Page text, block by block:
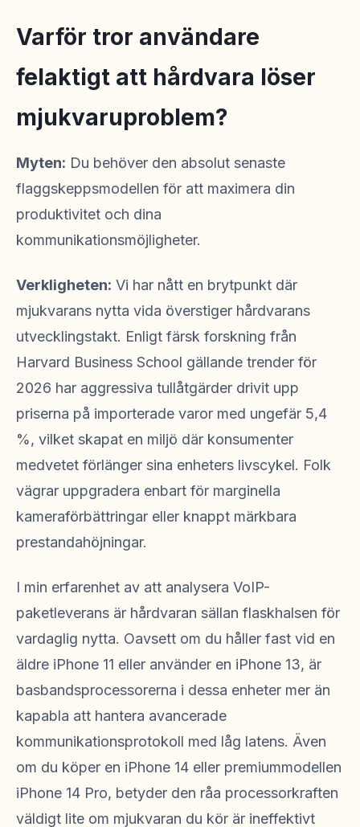
Varför tror användare
felaktigt att hårdvara löser
mjukvaruproblem?
Myten: Du behöver den absolut senaste
flaggskeppsmodellen för att maximera din
produktivitet och dina
kommunikationsmöjligheter.
Verkligheten: Vi har nått en brytpunkt där
mjukvarans nytta vida överstiger hårdvarans
utvecklingstakt. Enligt färsk forskning från
Harvard Business School gällande trender för
2026 har aggressiva tullåtgärder drivit upp
priserna på importerade varor med ungefär 5,4
%, vilket skapat en miljö där konsumenter
medvetet förlänger sina enheters livscykel. Folk
vägrar uppgradera enbart för marginella
kameraförbättringar eller knappt märkbara
prestandahöjningar.
I min erfarenhet av att analysera VoIP-
paketleverans är hårdvaran sällan flaskhalsen för
vardaglig nytta. Oavsett om du håller fast vid en
äldre iPhone 11 eller använder en iPhone 13, är
basbandsprocessorerna i dessa enheter mer än
kapabla att hantera avancerade
kommunikationsprotokoll med låg latens. Även
om du köper en iPhone 14 eller premiummodellen
iPhone 14 Pro, betyder den råa processorkraften
väldigt lite om mjukvaran du kör är ineffektivt